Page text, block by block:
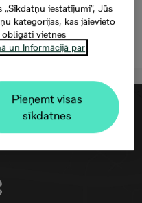
iestatījumi”, Jūs
kategorijas, kas jāievieto
obligāti vietnes
un Informācijā par
Pieņemt visas
sīkdatnes